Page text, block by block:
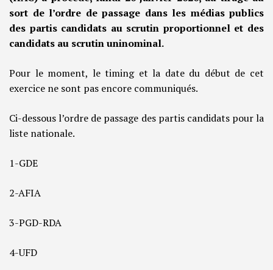
sort de l’ordre de passage dans les médias publics
des partis candidats au scrutin proportionnel et des
candidats au scrutin uninominal.
Pour le moment, le timing et la date du début de cet
exercice ne sont pas encore communiqués.
Ci-dessous l’ordre de passage des partis candidats pour la
liste nationale.
1-GDE
2-AFIA
3-PGD-RDA
4-UFD